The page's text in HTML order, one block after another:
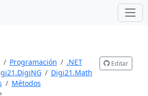
Programación
.NET
Digi21.Math
Métodos
Editar